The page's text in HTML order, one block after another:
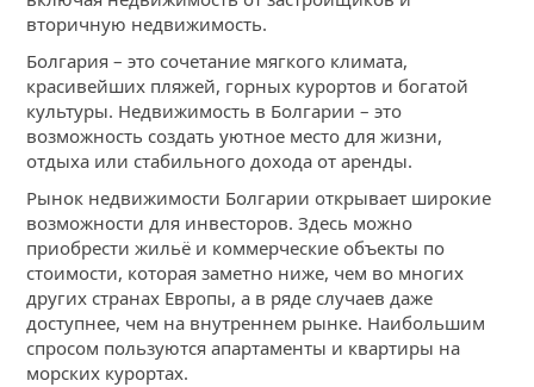
вторичную недвижимость.
Болгария – это сочетание мягкого климата,
красивейших пляжей, горных курортов и богатой
культуры. Недвижимость в Болгарии – это
возможность создать уютное место для жизни,
отдыха или стабильного дохода от аренды.
Рынок недвижимости Болгарии открывает широкие
возможности для инвесторов. Здесь можно
приобрести жильё и коммерческие объекты по
стоимости, которая заметно ниже, чем во многих
других странах Европы, а в ряде случаев даже
доступнее, чем на внутреннем рынке. Наибольшим
спросом пользуются апартаменты и квартиры на
морских курортах.